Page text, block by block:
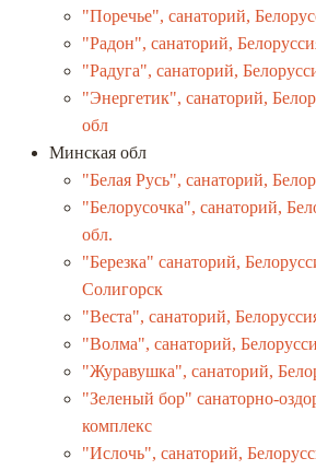
"Поречье", санаторий,
"Радон", санаторий,
"Радуга", санаторий,
"Энергетик", санаторий,
обл
Минская обл
"Белая Русь", санаторий,
"Белорусочка", санаторий,
обл.
"Березка" санаторий,
Солигорск
"Веста", санаторий,
"Волма", санаторий,
"Журавушка", санаторий,
"Зеленый бор" санаторно-
комплекс
"Ислочь", санаторий,